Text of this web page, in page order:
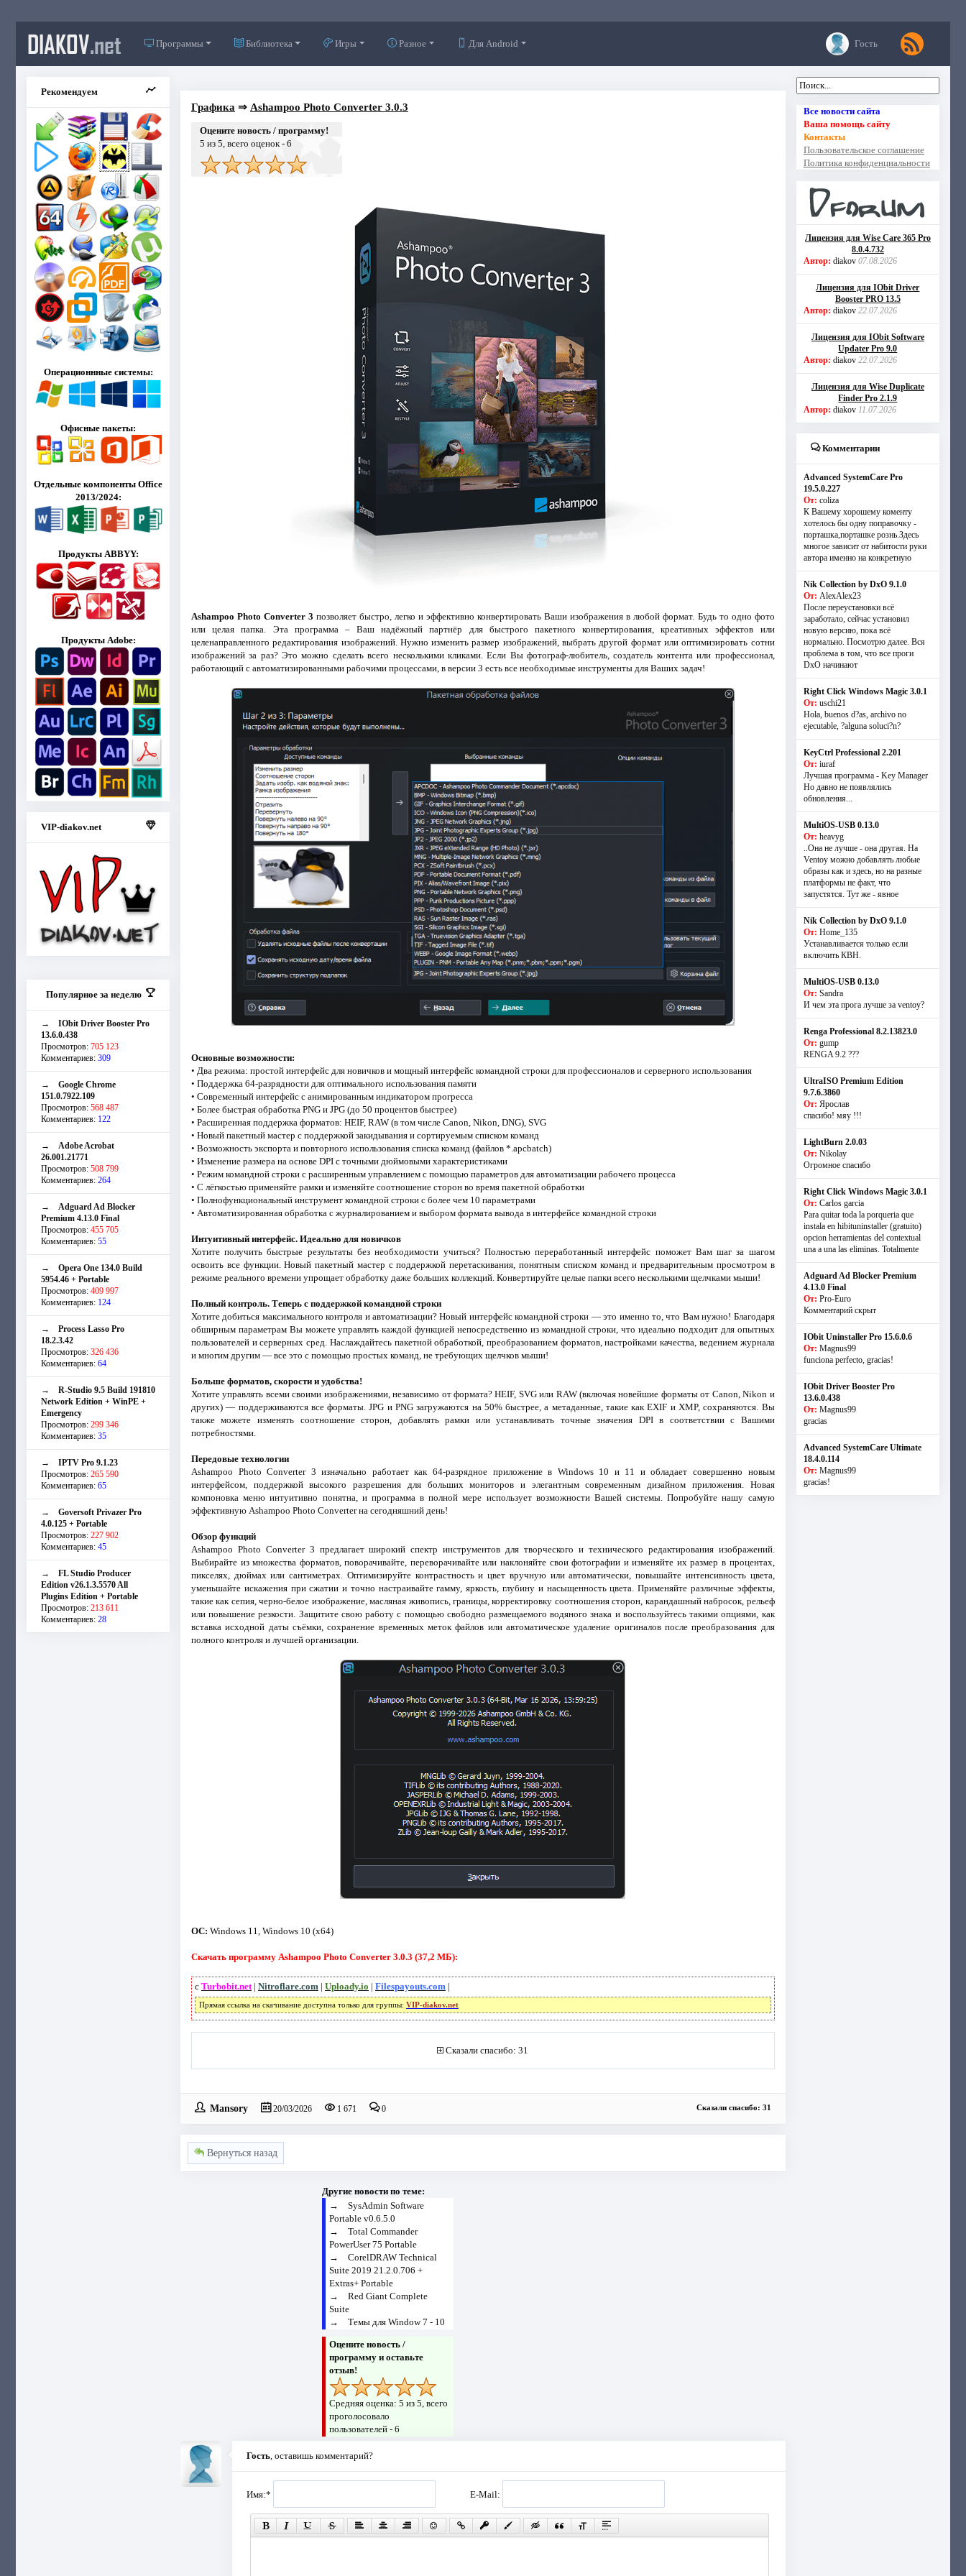
DIAKOV.net Программы Библиотека Игры Разное Для Android Гость
Рекомендуем
Операционнные системы:
Офисные пакеты:
Отдельные компоненты Office
2013/2024:
Продукты ABBYY:
Продукты Adobe:
VIP-diakov.net
Популярное за неделю
→ IObit Driver Booster Pro
13.6.0.438
Просмотров: 705 123
Комментариев: 309
→ Google Chrome
151.0.7922.109
Просмотров: 568 487
Комментариев: 122
→ Adobe Acrobat
26.001.21771
Просмотров: 508 799
Комментариев: 264
→ Adguard Ad Blocker
Premium 4.13.0 Final
Просмотров: 455 705
Комментариев: 55
→ Opera One 134.0 Build
5954.46 + Portable
Просмотров: 409 997
Комментариев: 124
→ Process Lasso Pro
18.2.3.42
Просмотров: 326 436
Комментариев: 64
→ R-Studio 9.5 Build 191810
Network Edition + WinPE +
Emergency
Просмотров: 299 346
Комментариев: 35
→ IPTV Pro 9.1.23
Просмотров: 265 590
Комментариев: 65
→ Goversoft Privazer Pro
4.0.125 + Portable
Просмотров: 227 902
Комментариев: 45
→ FL Studio Producer
Edition v26.1.3.5570 All
Plugins Edition + Portable
Просмотров: 213 611
Комментариев: 28
Графика ⇒ Ashampoo Photo Converter 3.0.3
Оцените новость / программу!
5 из 5, всего оценок - 6
Ashampoo Photo Converter 3 позволяет быстро, легко и эффективно конвертировать Ваши изображения в любой формат. Будь то одно фото
или целая папка. Эта программа – Ваш надёжный партнёр для быстрого пакетного конвертирования, креативных эффектов или
целенаправленного редактирования изображений. Нужно изменить размер изображений, выбрать другой формат или оптимизировать сотни
изображений за раз? Это можно сделать всего несколькими кликами. Если Вы фотограф-любитель, создатель контента или профессионал,
работающий с автоматизированными рабочими процессами, в версии 3 есть все необходимые инструменты для Ваших задач!
Основные возможности:
• Два режима: простой интерфейс для новичков и мощный интерфейс командной строки для профессионалов и серверного использования
• Поддержка 64-разрядности для оптимального использования памяти
• Современный интерфейс с анимированным индикатором прогресса
• Более быстрая обработка PNG и JPG (до 50 процентов быстрее)
• Расширенная поддержка форматов: HEIF, RAW (в том числе Canon, Nikon, DNG), SVG
• Новый пакетный мастер с поддержкой закидывания и сортируемым списком команд
• Возможность экспорта и повторного использования списка команд (файлов *.apcbatch)
• Изменение размера на основе DPI с точными дюймовыми характеристиками
• Режим командной строки с расширенным управлением с помощью параметров для автоматизации рабочего процесса
• С лёгкостью применяйте рамки и изменяйте соотношение сторон во время пакетной обработки
• Полнофункциональный инструмент командной строки с более чем 10 параметрами
• Автоматизированная обработка с журналированием и выбором формата вывода в интерфейсе командной строки
Интуитивный интерфейс. Идеально для новичков
Хотите получить быстрые результаты без необходимости учиться? Полностью переработанный интерфейс поможет Вам шаг за шагом
освоить все функции. Новый пакетный мастер с поддержкой перетаскивания, понятным списком команд и предварительным просмотром в
режиме реального времени упрощает обработку даже больших коллекций. Конвертируйте целые папки всего несколькими щелчками мыши!
Полный контроль. Теперь с поддержкой командной строки
Хотите добиться максимального контроля и автоматизации? Новый интерфейс командной строки — это именно то, что Вам нужно! Благодаря
обширным параметрам Вы можете управлять каждой функцией непосредственно из командной строки, что идеально подходит для опытных
пользователей и серверных сред. Наслаждайтесь пакетной обработкой, преобразованием форматов, настройками качества, ведением журнала
и многим другим — все это с помощью простых команд, не требующих щелчков мыши!
Больше форматов, скорости и удобства!
Хотите управлять всеми своими изображениями, независимо от формата? HEIF, SVG или RAW (включая новейшие форматы от Canon, Nikon и
других) — поддерживаются все форматы. JPG и PNG загружаются на 50% быстрее, а метаданные, такие как EXIF и XMP, сохраняются. Вы
также можете изменять соотношение сторон, добавлять рамки или устанавливать точные значения DPI в соответствии с Вашими
потребностями.
Передовые технологии
Ashampoo Photo Converter 3 изначально работает как 64-разрядное приложение в Windows 10 и 11 и обладает совершенно новым
интерфейсом, поддержкой высокого разрешения для больших мониторов и элегантным современным дизайном приложения. Новая
компоновка меню интуитивно понятна, и программа в полной мере использует возможности Вашей системы. Попробуйте нашу самую
эффективную Ashampoo Photo Converter на сегодняшний день!
Обзор функций
Ashampoo Photo Converter 3 предлагает широкий спектр инструментов для творческого и технического редактирования изображений.
Выбирайте из множества форматов, поворачивайте, переворачивайте или наклоняйте свои фотографии и изменяйте их размер в процентах,
пикселях, дюймах или сантиметрах. Оптимизируйте контрастность и цвет вручную или автоматически, повышайте интенсивность цвета,
уменьшайте искажения при сжатии и точно настраивайте гамму, яркость, глубину и насыщенность цвета. Применяйте различные эффекты,
такие как сепия, черно-белое изображение, масляная живопись, границы, корректировку соотношения сторон, карандашный набросок, рельеф
или повышение резкости. Защитите свою работу с помощью свободно размещаемого водяного знака и воспользуйтесь такими опциями, как
вставка исходной даты съёмки, сохранение временных меток файлов или автоматическое удаление оригиналов после преобразования для
полного контроля и лучшей организации.
ОС: Windows 11, Windows 10 (x64)
Скачать программу Ashampoo Photo Converter 3.0.3 (37,2 МБ):
с Turbobit.net| Nitroflare.com | Uploady.io | Filespayouts.com |
Прямая ссылка на скачивание доступна только для группы: VIP-diakov.net
Сказали спасибо: 31
Mansory 20/03/2026 1 671 0 Сказали спасибо: 31
Вернуться назад
Другие новости по теме:
→SysAdmin Software
Portable v0.6.5.0
→Total Commander
PowerUser 75 Portable
→CorelDRAW Technical
Suite 2019 21.2.0.706 +
Extras+ Portable
→Red Giant Complete
Suite
→Темы для Window 7 - 10
Оцените новость /
программу и оставьте
отзыв!
Средняя оценка:5 из 5, всего
проголосовало
пользователей -6
Гость, оставишь комментарий?
Имя:* E-Mail:
Все новости сайта
Ваша помощь сайту
Контакты
Пользовательское соглашение
Политика конфиденциальности
Лицензия для Wise Care 365 Pro
8.0.4.732
Автор: diakov 07.08.2026
Лицензия для IObit Driver
Booster PRO 13.5
Автор: diakov 22.07.2026
Лицензия для IObit Software
Updater Pro 9.0
Автор: diakov 22.07.2026
Лицензия для Wise Duplicate
Finder Pro 2.1.9
Автор: diakov 11.07.2026
Комментарии
Advanced SystemCare Pro
19.5.0.227
От: coliza
К Вашему хорошему коменту
хотелось бы одну поправочку -
порташка,порташке рознь.Здесь
многое зависит от набитости руки
автора именно на конкретную
Nik Collection by DxO 9.1.0
От: AlexAlex23
После переустановки всё
заработало, сейчас установил
новую версию, пока всё
нормально. Посмотрю далее. Вся
проблема в том, что все проги
DxO начинают
Right Click Windows Magic 3.0.1
От: uschi21
Hola, buenos d?as, archivo no
ejecutable, ?alguna soluci?n?
KeyCtrl Professional 2.201
От: iuraf
Лучшая программа - Key Manager
Но давно не появлялись
обновления...
MultiOS-USB 0.13.0
От: heavyg
..Она не лучше - она другая. На
Ventoy можно добавлять любые
образы как и здесь, но на разные
платформы не факт, что
запустятся. Тут же - явное
Nik Collection by DxO 9.1.0
От: Home_135
Устанавливается только если
включить КВН.
MultiOS-USB 0.13.0
От: Sandra
И чем эта прога лучше за ventoy?
Renga Professional 8.2.13823.0
От: gump
RENGA 9.2 ???
UltraISO Premium Edition
9.7.6.3860
От: Ярослав
спасибо! мяу !!!
LightBurn 2.0.03
От: Nikolay
Огромное спасибо
Right Click Windows Magic 3.0.1
От: Carlos garcia
Para quitar toda la porqueria que
instala en hibituninstaller (gratuito)
opcion herramientas del contextual
una a una las eliminas. Totalmente
Adguard Ad Blocker Premium
4.13.0 Final
От: Pro-Euro
Комментарий скрыт
IObit Uninstaller Pro 15.6.0.6
От: Magnus99
funciona perfecto, gracias!
IObit Driver Booster Pro
13.6.0.438
От: Magnus99
gracias
Advanced SystemCare Ultimate
18.4.0.114
От: Magnus99
gracias!